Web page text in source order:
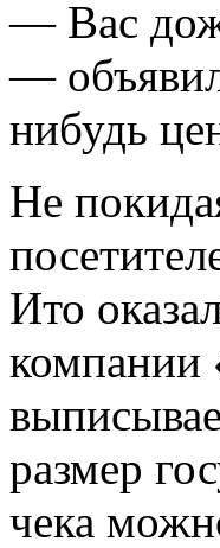
— Вас
—
нибудь
Не
Ито
компании
размер
чека